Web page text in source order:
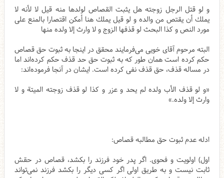
و لو قتل الرجل زوجته هل يثبت القصاص لولدها منه قيل لا لأنه لا
يملك‌ أن يقتص من والده و لو قيل يملك هنا أمكن اقتصارا بالمنع على
مورد النص و كذا البحث لو قذفها الزوج و لا وارث إلا ولده منها
البته مرحوم آقای خویی می‌فرمایند محقق در اینجا به ثبوت حق قصاص
حکم کرده است همان طور که به ثبوت حق حد قذف حکم کرده‌اند اما
در مساله قذف، حق قذف نفی کرده است. ایشان در آنجا فرموده‌اند:
«و لو قذف الأب ولده لم يحد و عزر و كذا لو قذف زوجته الميتة و لا
وارث إلا ولده.»
ادله عدم ثبوت حق مطالبه قصاص:
اول) اولویت و فحوی. اگر پدر خود فرزند را بکشد، قصاص در حقش
ثابت نیست و به طریق اولی اگر کسی دیگر را بکشد فرزند نمی‌تواند